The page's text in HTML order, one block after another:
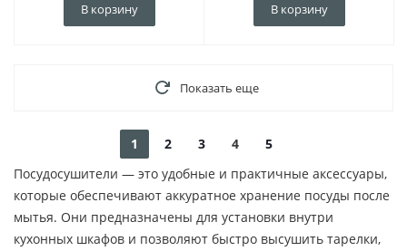
В корзину В корзину
Показать еще
1 2 3 4
5
Посудосушители — это удобные и практичные аксессуары,
которые обеспечивают аккуратное хранение посуды после
мытья. Они предназначены для установки внутри
кухонных шкафов и позволяют быстро высушить тарелки,